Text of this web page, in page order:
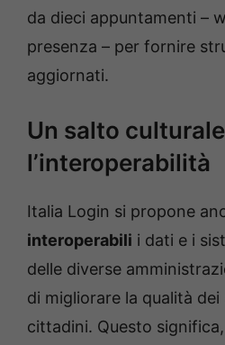
da dieci appuntamenti –
presenza – per fornire
aggiornati.
Un salto
l’interoperabilità
Italia Login si propone
interoperabili i dati e i
delle diverse
di migliorare la qualità
cittadini. Questo